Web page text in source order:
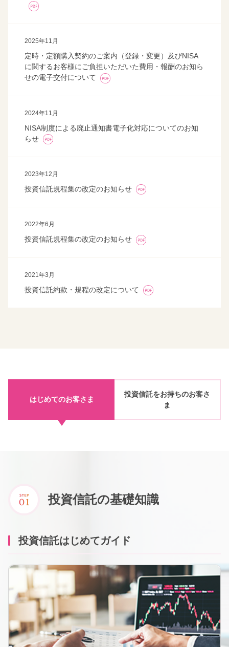
2025年11月
定時・定額購入契約のご案内（登録・変更）及びNISA
に関するお客様にご負担いただいた費用・報酬のお知ら
せの電子交付について
2024年11月
NISA制度による廃止通知書電子化対応についてのお知
らせ
2023年12月
投資信託規程集の改定のお知らせ
2022年6月
投資信託規程集の改定のお知らせ
2021年3月
投資信託約款・規程の改定について
はじめてのお客さま
投資信託をお持ちのお客さ
ま
投資信託の基礎知識
投資信託はじめてガイド